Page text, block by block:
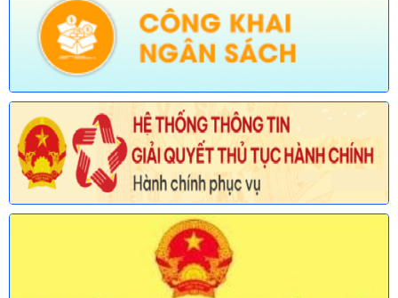
Số: 676/TB-UBND
Tên:
(Thông báo về việc công bố thủ tục hành chính nội bộ
được sửa đổi, bổ sung trong lĩnh vực đường thủy nội địa thuộc
phạm vi chức năng quản lý của Sở Xây dựng)
Ngày ban hành: (30/07/2026)
Số:677/TB-UBND
Tên:(Thông báo về việc công bố Danh mục thủ tục hành chính
được sửa đổi, bổ sung lĩnh vực an toàn bức xạ và hạt nhân
thuộc phạm vi chức năng quản lý của Sở Khoa học và Công
Ngày ban hành: (30/07/2026)
(Thông báo về việc công bố Danh mục thủ tục hành chính
mới ban hành và bị bãi bỏ lĩnh vực Viên chức thuộc phạm vi